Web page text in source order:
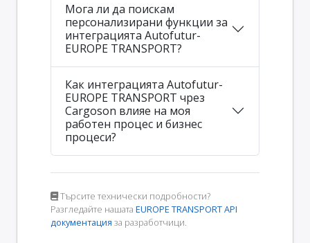
Мога ли да поискам
персонализирани функции за
интеграцията Autofutur-
EUROPE TRANSPORT?
Как интеграцията Autofutur-
EUROPE TRANSPORT чрез
Cargoson влияе на моя
работен процес и бизнес
процеси?
Търсите технически подробности?
Разгледайте нашата EUROPE TRANSPORT API
документация за разработчици.